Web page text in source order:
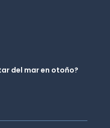
del mar en otoño?